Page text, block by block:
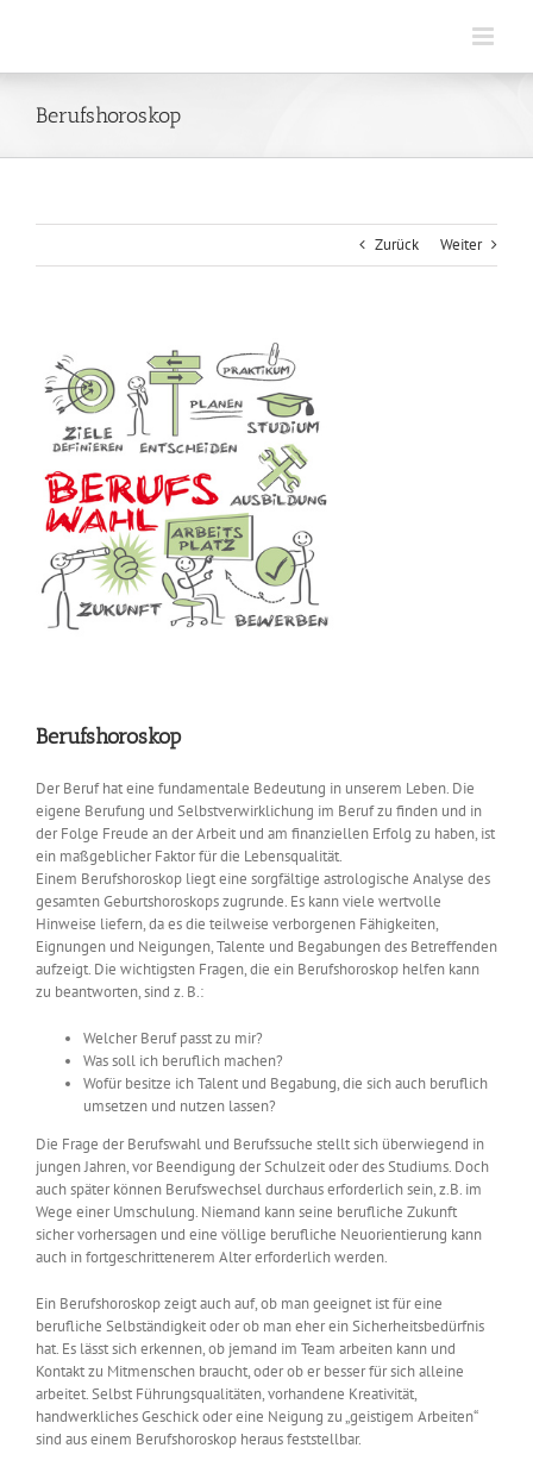
Berufshoroskop
Zurück Weiter
Larger
Image
Berufshoroskop
Der Beruf hat eine fundamentale Bedeutung in unserem Leben. Die
eigene Berufung und Selbstverwirklichung im Beruf zu finden und in
der Folge Freude an der Arbeit und am finanziellen Erfolg zu haben, ist
ein maßgeblicher Faktor für die Lebensqualität.
Einem Berufshoroskop liegt eine sorgfältige astrologische Analyse des
gesamten Geburtshoroskops zugrunde. Es kann viele wertvolle
Hinweise liefern, da es die teilweise verborgenen Fähigkeiten,
Eignungen und Neigungen, Talente und Begabungen des Betreffenden
aufzeigt. Die wichtigsten Fragen, die ein Berufshoroskop helfen kann
zu beantworten, sind z. B.:
Welcher Beruf passt zu mir?
Was soll ich beruflich machen?
Wofür besitze ich Talent und Begabung, die sich auch beruflich
umsetzen und nutzen lassen?
Die Frage der Berufswahl und Berufssuche stellt sich überwiegend in
jungen Jahren, vor Beendigung der Schulzeit oder des Studiums. Doch
auch später können Berufswechsel durchaus erforderlich sein, z.B. im
Wege einer Umschulung. Niemand kann seine berufliche Zukunft
sicher vorhersagen und eine völlige berufliche Neuorientierung kann
auch in fortgeschrittenerem Alter erforderlich werden.
Ein Berufshoroskop zeigt auch auf, ob man geeignet ist für eine
berufliche Selbständigkeit oder ob man eher ein Sicherheitsbedürfnis
hat. Es lässt sich erkennen, ob jemand im Team arbeiten kann und
Kontakt zu Mitmenschen braucht, oder ob er besser für sich alleine
arbeitet. Selbst Führungsqualitäten, vorhandene Kreativität,
handwerkliches Geschick oder eine Neigung zu „geistigem Arbeiten“
sind aus einem Berufshoroskop heraus feststellbar.